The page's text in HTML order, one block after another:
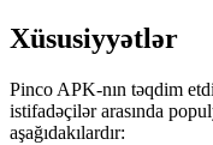
Xüsusiyyətlər
Pinco APK-nın təqdim
istifadəçilər arasında
aşağıdakılardır: